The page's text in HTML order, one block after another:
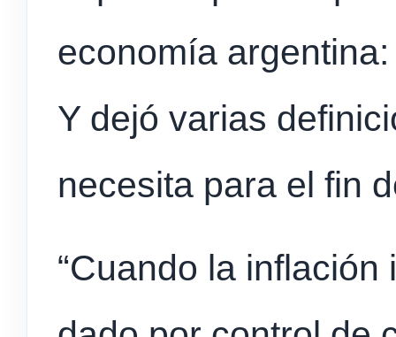
economía
Y dejó varias
necesita para el fin
“Cuando la